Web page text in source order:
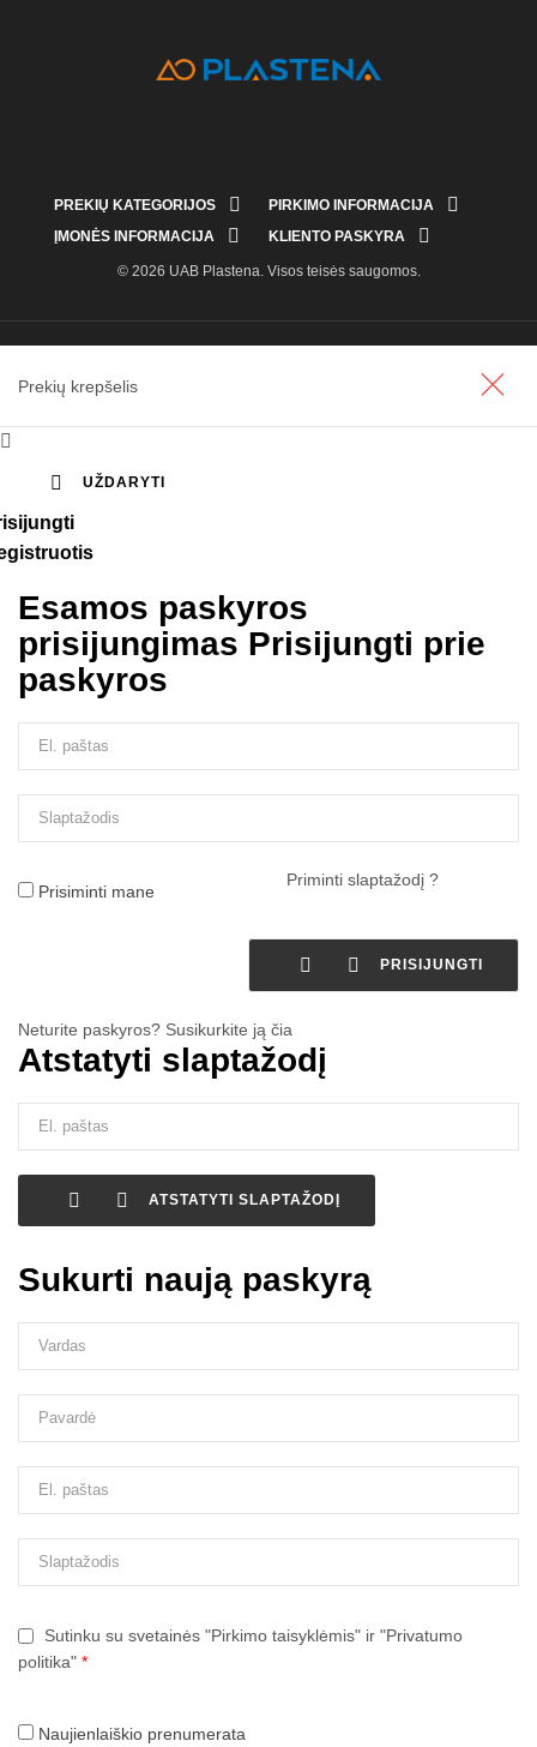
PREKIŲ KATEGORIJOS  PIRKIMO INFORMACIJA 
ĮMONĖS INFORMACIJA  KLIENTO PASKYRA 
© 2026 UAB Plastena. Visos teisės saugomos.
Prekių krepšelis

 UŽDARYTI
Esamos paskyros
prisijungimas Prisijungti prie
paskyros
Prisiminti mane
Priminti slaptažodį ?
  PRISIJUNGTI
Neturite paskyros? Susikurkite ją čia
Atstatyti slaptažodį
  ATSTATYTI SLAPTAŽODĮ
Sukurti naują paskyrą
Sutinku su svetainės "Pirkimo taisyklėmis" ir "Privatumo
politika" *
Naujienlaiškio prenumerata